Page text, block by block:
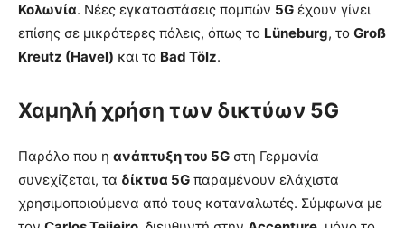
Κολωνία. Νέες εγκαταστάσεις πομπών 5G έχουν γίνει
επίσης σε μικρότερες πόλεις, όπως το Lüneburg, το Groß
Kreutz (Havel) και το Bad Tölz.
Χαμηλή χρήση των δικτύων 5G
Παρόλο που η ανάπτυξη του 5G στη Γερμανία
συνεχίζεται, τα δίκτυα 5G παραμένουν ελάχιστα
χρησιμοποιούμενα από τους καταναλωτές. Σύμφωνα με